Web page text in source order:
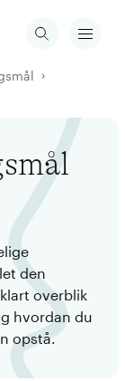
den
overblik
hvordan du
opstå.